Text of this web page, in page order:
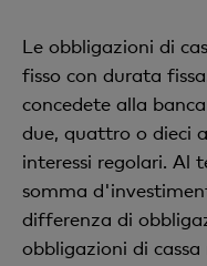
Le obbligazioni di
fisso con durata
concedete alla
due, quattro o dieci
interessi regolari. Al
somma
differenza di
obbligazioni di cassa